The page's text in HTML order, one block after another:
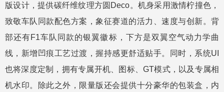
版设计，提供碳纤维纹理方圆Deco。机身采用激情柠撞色，
致敬车队同款配色方案，象征赛道的活力、速度与创新。背
部还有F1车队同款的银翼徽标，下方是双翼空气动力学曲
线，新增凹痕工艺过渡，握持感更舒适贴手。同时，系统UI
也将深度定制，拥有专属开机、图标、GT模式，以及专属相
机水印。除此之外，限量版还会提供十分豪华的包装盒，内